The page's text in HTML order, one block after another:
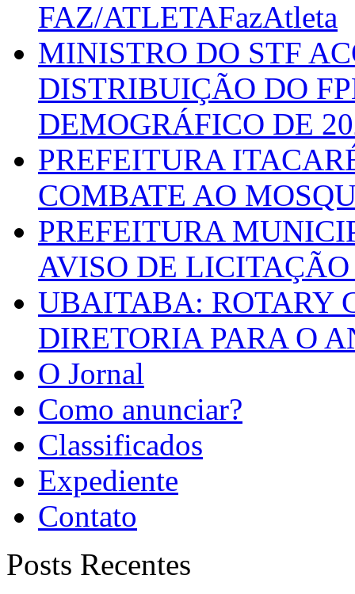
FAZ/ATLETAFazAtleta
MINISTRO DO STF
DISTRIBUIÇÃO DO
DEMOGRÁFICO DE
PREFEITURA
COMBATE AO
PREFEITURA
AVISO DE LICITAÇÃO
UBAITABA: ROTARY
DIRETORIA PARA O
O Jornal
Como anunciar?
Classificados
Expediente
Contato
Posts Recentes